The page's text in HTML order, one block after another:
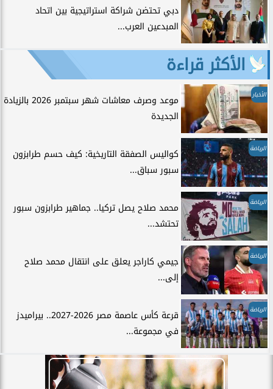
دبي تحتضن شراكة استراتيجية بين اتحاد
المبدعين العرب...
الأكثر قراءة
الأخبار
موعد وصرف معاشات شهر سبتمبر 2026 بالزيادة
الجديدة
الرياضة
كواليس الصفقة التاريخية: كيف حسم طرابزون
سبور سباق...
الرياضة
محمد صلاح يصل تركيا.. جماهير طرابزون سبور
تحتشد...
الرياضة
جيمي كاراجر يعلق على انتقال محمد صلاح
إلى...
الرياضة
قرعة كأس عاصمة مصر 2026-2027.. بيراميدز
في مجموعة...